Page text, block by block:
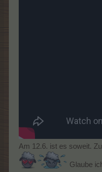
Am 12.6. ist es soweit.
Glaube